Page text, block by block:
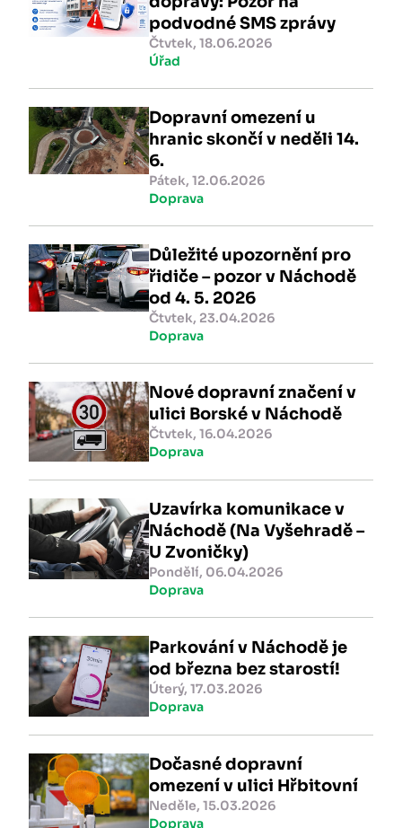
podvodné SMS zprávy
Čtvtek, 18.06.2026
Úřad
Dopravní omezení u
hranic skončí v neděli 14.
6.
Pátek, 12.06.2026
Doprava
Důležité upozornění pro
řidiče – pozor v Náchodě
od 4. 5. 2026
Čtvtek, 23.04.2026
Doprava
Nové dopravní značení v
ulici Borské v Náchodě
Čtvtek, 16.04.2026
Doprava
Uzavírka komunikace v
Náchodě (Na Vyšehradě –
U Zvoničky)
Pondělí, 06.04.2026
Doprava
Parkování v Náchodě je
od března bez starostí!
Úterý, 17.03.2026
Doprava
Dočasné dopravní
omezení v ulici Hřbitovní
Neděle, 15.03.2026
Doprava